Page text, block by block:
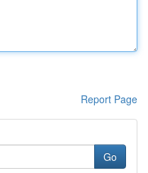
Report Page
Go